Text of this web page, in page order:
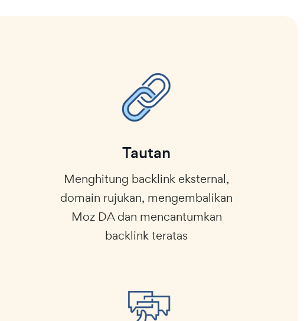
Tautan
Menghitung backlink eksternal,
domain rujukan, mengembalikan
Moz DA dan mencantumkan
backlink teratas